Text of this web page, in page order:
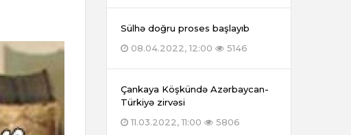
Sülhə doğru proses başlayıb
08.04.2022, 12:00
5146
Çankaya Köşkündə Azərbaycan-
Türkiyə zirvəsi
11.03.2022, 11:00
5806